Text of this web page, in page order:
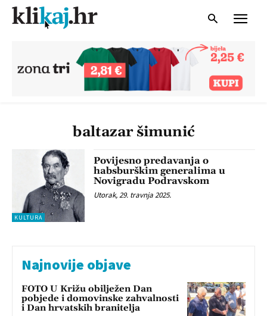
baltazar šimunić
KULTURA
Povijesno predavanja o
habsburškim generalima u
Novigradu Podravskom
Utorak, 29. travnja 2025.
Najnovije objave
FOTO U Križu obilježen Dan
pobjede i domovinske zahvalnosti
i Dan hrvatskih branitelja